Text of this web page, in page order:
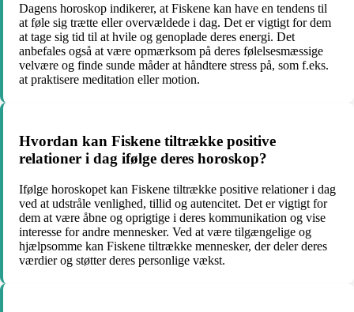
Dagens horoskop indikerer, at Fiskene kan have en tendens til
at føle sig trætte eller overvældede i dag. Det er vigtigt for dem
at tage sig tid til at hvile og genoplade deres energi. Det
anbefales også at være opmærksom på deres følelsesmæssige
velvære og finde sunde måder at håndtere stress på, som f.eks.
at praktisere meditation eller motion.
Hvordan kan Fiskene tiltrække positive
relationer i dag ifølge deres horoskop?
Ifølge horoskopet kan Fiskene tiltrække positive relationer i dag
ved at udstråle venlighed, tillid og autencitet. Det er vigtigt for
dem at være åbne og oprigtige i deres kommunikation og vise
interesse for andre mennesker. Ved at være tilgængelige og
hjælpsomme kan Fiskene tiltrække mennesker, der deler deres
værdier og støtter deres personlige vækst.